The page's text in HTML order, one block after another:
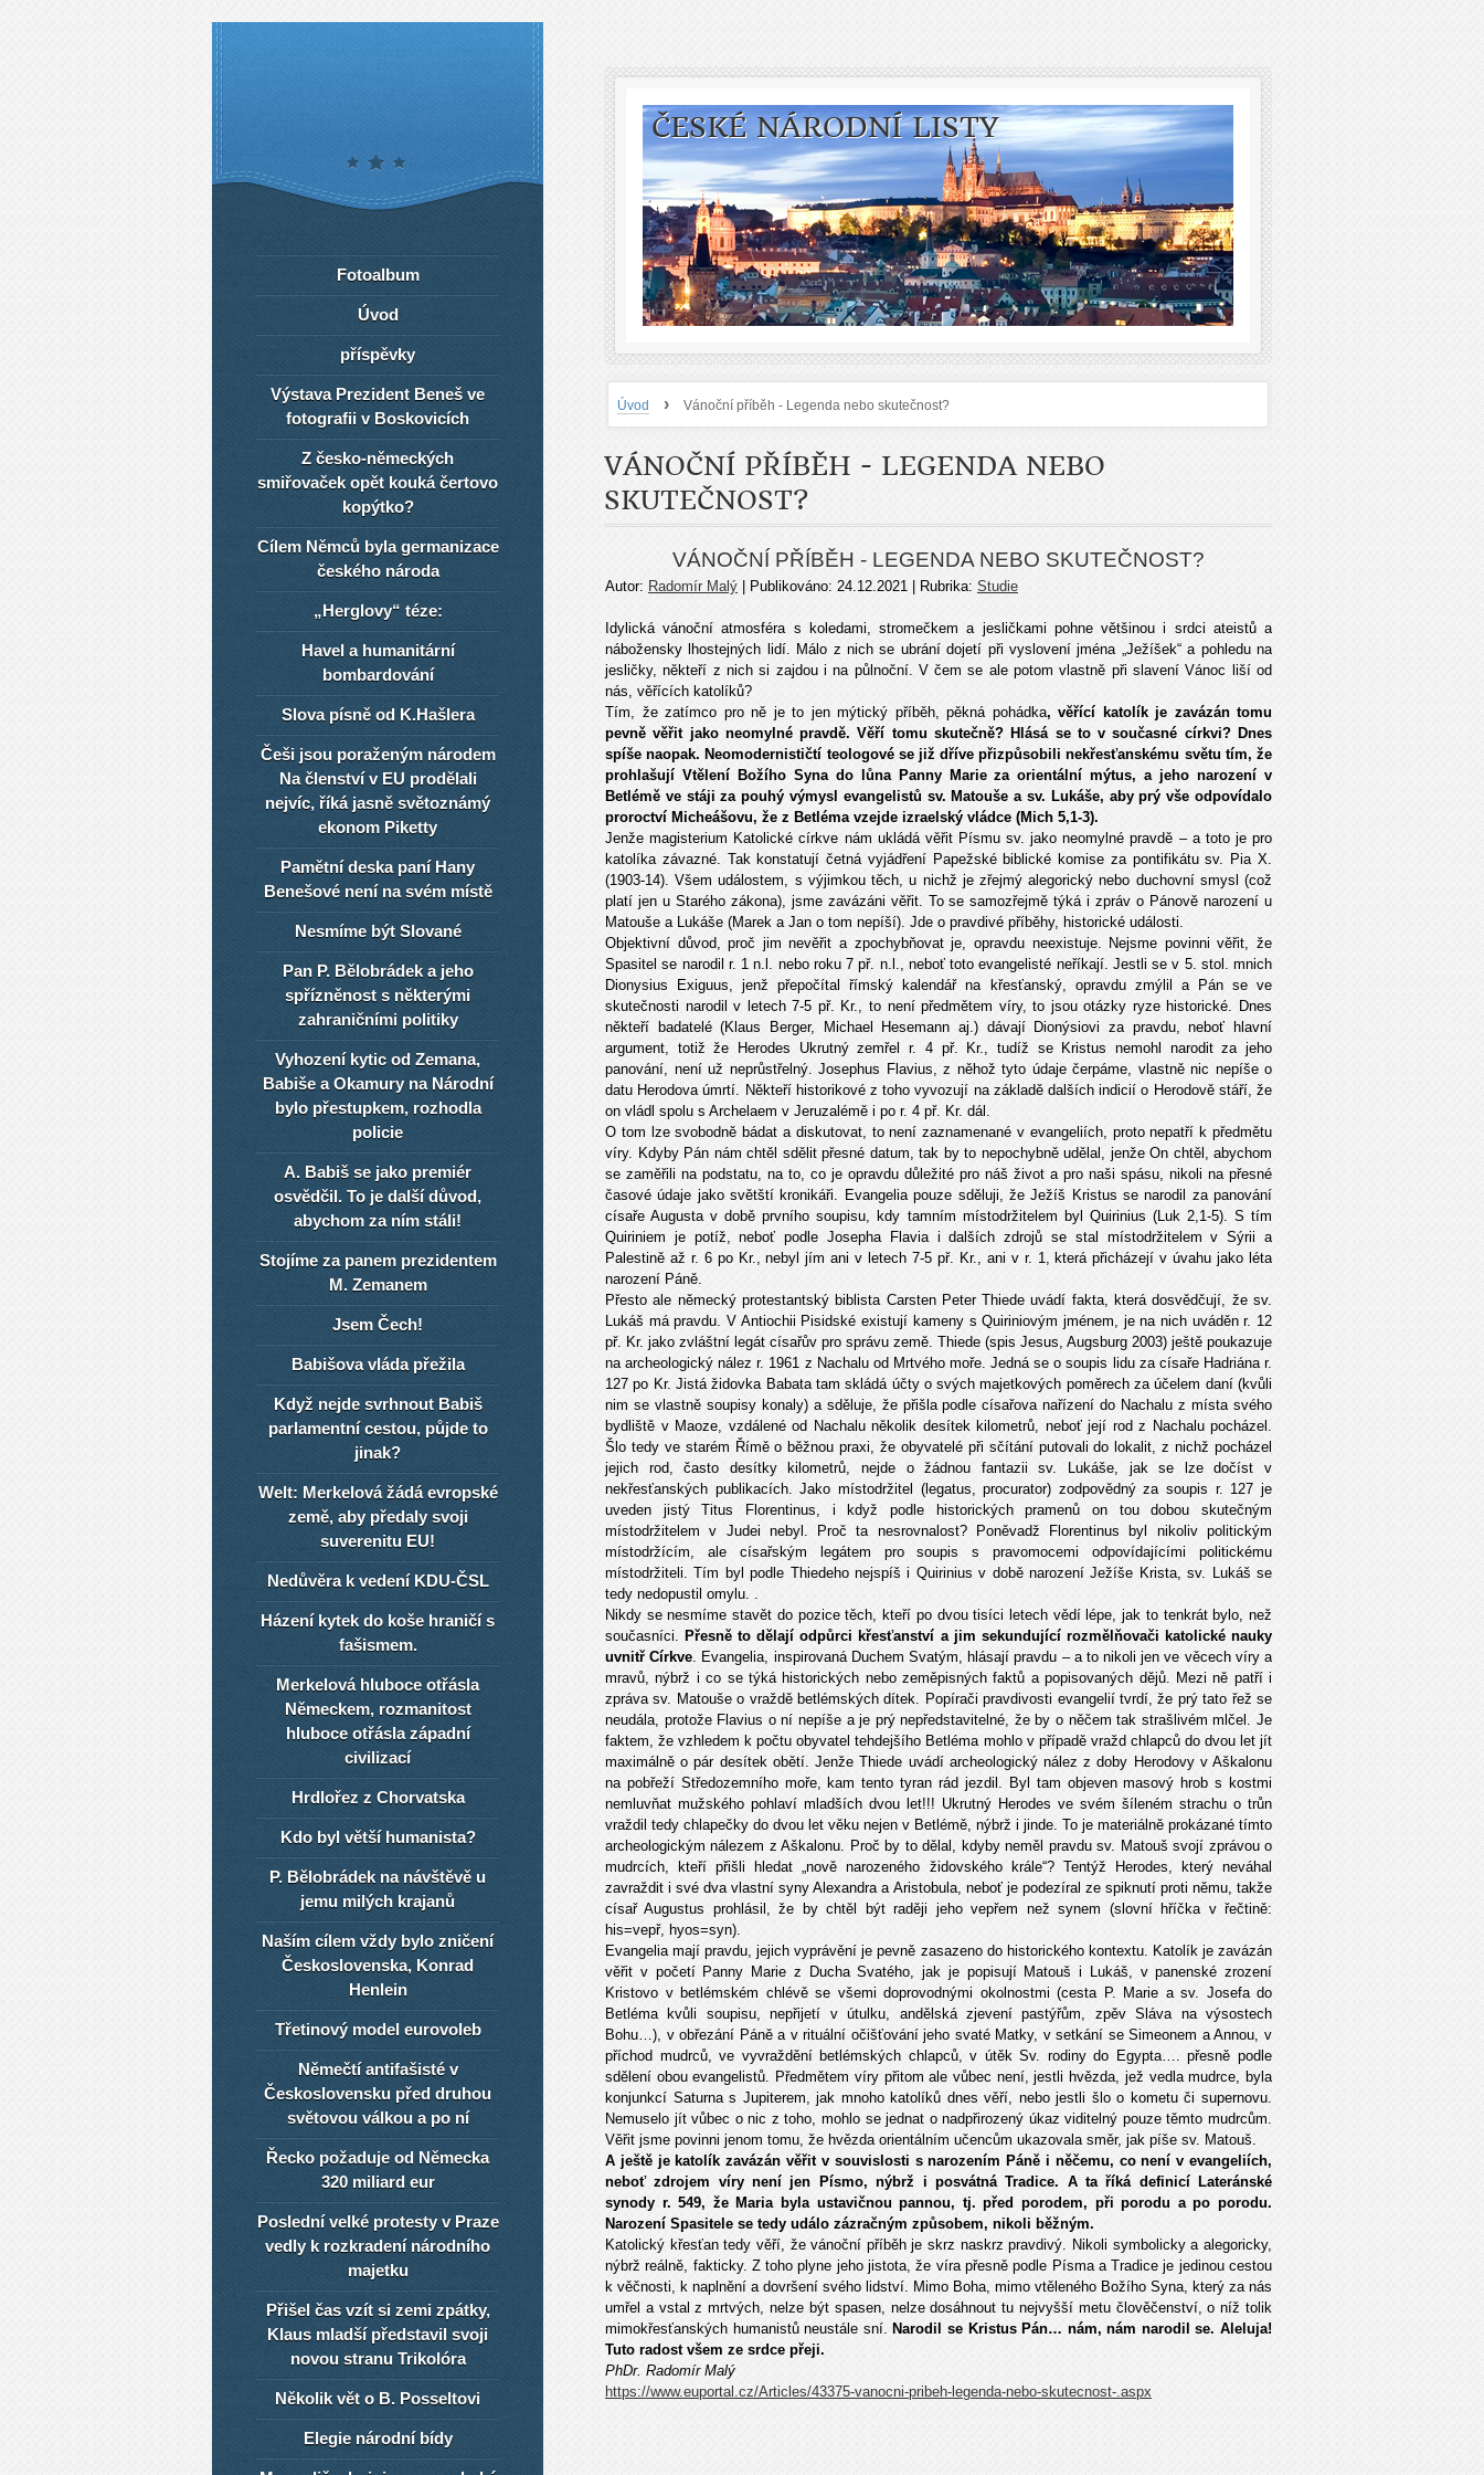
ČESKÉ NÁRODNÍ LISTY
Úvod › Vánoční příběh - Legenda nebo skutečnost?
VÁNOČNÍ PŘÍBĚH - LEGENDA NEBO
SKUTEČNOST?
VÁNOČNÍ PŘÍBĚH - LEGENDA NEBO SKUTEČNOST?
Autor: Radomír Malý | Publikováno: 24.12.2021 | Rubrika: Studie
Idylická vánoční atmosféra s koledami, stromečkem a jesličkami pohne většinou i srdci ateistů a
nábožensky lhostejných lidí. Málo z nich se ubrání dojetí při vyslovení jména „Ježíšek“ a pohledu na
jesličky, někteří z nich si zajdou i na půlnoční. V čem se ale potom vlastně při slavení Vánoc liší od
nás, věřících katolíků?
Tím, že zatímco pro ně je to jen mýtický příběh, pěkná pohádka, věřící katolík je zavázán tomu
pevně věřit jako neomylné pravdě. Věří tomu skutečně? Hlásá se to v současné církvi? Dnes
spíše naopak. Neomodernističtí teologové se již dříve přizpůsobili nekřesťanskému světu tím, že
prohlašují Vtělení Božího Syna do lůna Panny Marie za orientální mýtus, a jeho narození v
Betlémě ve stáji za pouhý výmysl evangelistů sv. Matouše a sv. Lukáše, aby prý vše odpovídalo
proroctví Micheášovu, že z Betléma vzejde izraelský vládce (Mich 5,1-3).
Jenže magisterium Katolické církve nám ukládá věřit Písmu sv. jako neomylné pravdě – a toto je pro
katolíka závazné. Tak konstatují četná vyjádření Papežské biblické komise za pontifikátu sv. Pia X.
(1903-14). Všem událostem, s výjimkou těch, u nichž je zřejmý alegorický nebo duchovní smysl (což
platí jen u Starého zákona), jsme zavázáni věřit. To se samozřejmě týká i zpráv o Pánově narození u
Matouše a Lukáše (Marek a Jan o tom nepíší). Jde o pravdivé příběhy, historické události.
Objektivní důvod, proč jim nevěřit a zpochybňovat je, opravdu neexistuje. Nejsme povinni věřit, že
Spasitel se narodil r. 1 n.l. nebo roku 7 př. n.l., neboť toto evangelisté neříkají. Jestli se v 5. stol. mnich
Dionysius Exiguus, jenž přepočítal římský kalendář na křesťanský, opravdu zmýlil a Pán se ve
skutečnosti narodil v letech 7-5 př. Kr., to není předmětem víry, to jsou otázky ryze historické. Dnes
někteří badatelé (Klaus Berger, Michael Hesemann aj.) dávají Dionýsiovi za pravdu, neboť hlavní
argument, totiž že Herodes Ukrutný zemřel r. 4 př. Kr., tudíž se Kristus nemohl narodit za jeho
panování, není už neprůstřelný. Josephus Flavius, z něhož tyto údaje čerpáme, vlastně nic nepíše o
datu Herodova úmrtí. Někteří historikové z toho vyvozují na základě dalších indicií o Herodově stáří, že
on vládl spolu s Archelaem v Jeruzalémě i po r. 4 př. Kr. dál.
O tom lze svobodně bádat a diskutovat, to není zaznamenané v evangeliích, proto nepatří k předmětu
víry. Kdyby Pán nám chtěl sdělit přesné datum, tak by to nepochybně udělal, jenže On chtěl, abychom
se zaměřili na podstatu, na to, co je opravdu důležité pro náš život a pro naši spásu, nikoli na přesné
časové údaje jako světští kronikáři. Evangelia pouze sděluji, že Ježíš Kristus se narodil za panování
císaře Augusta v době prvního soupisu, kdy tamním místodržitelem byl Quirinius (Luk 2,1-5). S tím
Quiriniem je potíž, neboť podle Josepha Flavia i dalších zdrojů se stal místodržitelem v Sýrii a
Palestině až r. 6 po Kr., nebyl jím ani v letech 7-5 př. Kr., ani v r. 1, která přicházejí v úvahu jako léta
narození Páně.
Přesto ale německý protestantský biblista Carsten Peter Thiede uvádí fakta, která dosvědčují, že sv.
Lukáš má pravdu. V Antiochii Pisidské existují kameny s Quiriniovým jménem, je na nich uváděn r. 12
př. Kr. jako zvláštní legát císařův pro správu země. Thiede (spis Jesus, Augsburg 2003) ještě poukazuje
na archeologický nález r. 1961 z Nachalu od Mrtvého moře. Jedná se o soupis lidu za císaře Hadriána r.
127 po Kr. Jistá židovka Babata tam skládá účty o svých majetkových poměrech za účelem daní (kvůli
nim se vlastně soupisy konaly) a sděluje, že přišla podle císařova nařízení do Nachalu z místa svého
bydliště v Maoze, vzdálené od Nachalu několik desítek kilometrů, neboť její rod z Nachalu pocházel.
Šlo tedy ve starém Římě o běžnou praxi, že obyvatelé při sčítání putovali do lokalit, z nichž pocházel
jejich rod, často desítky kilometrů, nejde o žádnou fantazii sv. Lukáše, jak se lze dočíst v
nekřesťanských publikacích. Jako místodržitel (legatus, procurator) zodpovědný za soupis r. 127 je
uveden jistý Titus Florentinus, i když podle historických pramenů on tou dobou skutečným
místodržitelem v Judei nebyl. Proč ta nesrovnalost? Poněvadž Florentinus byl nikoliv politickým
místodržícím, ale císařským legátem pro soupis s pravomocemi odpovídajícími politickému
místodržiteli. Tím byl podle Thiedeho nejspíš i Quirinius v době narození Ježíše Krista, sv. Lukáš se
tedy nedopustil omylu. .
Nikdy se nesmíme stavět do pozice těch, kteří po dvou tisíci letech vědí lépe, jak to tenkrát bylo, než
současníci. Přesně to dělají odpůrci křesťanství a jim sekundující rozmělňovači katolické nauky
uvnitř Církve. Evangelia, inspirovaná Duchem Svatým, hlásají pravdu – a to nikoli jen ve věcech víry a
mravů, nýbrž i co se týká historických nebo zeměpisných faktů a popisovaných dějů. Mezi ně patří i
zpráva sv. Matouše o vraždě betlémských dítek. Popírači pravdivosti evangelií tvrdí, že prý tato řež se
neudála, protože Flavius o ní nepíše a je prý nepředstavitelné, že by o něčem tak strašlivém mlčel. Je
faktem, že vzhledem k počtu obyvatel tehdejšího Betléma mohlo v případě vražd chlapců do dvou let jít
maximálně o pár desítek obětí. Jenže Thiede uvádí archeologický nález z doby Herodovy v Aškalonu
na pobřeží Středozemního moře, kam tento tyran rád jezdil. Byl tam objeven masový hrob s kostmi
nemluvňat mužského pohlaví mladších dvou let!!! Ukrutný Herodes ve svém šíleném strachu o trůn
vraždil tedy chlapečky do dvou let věku nejen v Betlémě, nýbrž i jinde. To je materiálně prokázané tímto
archeologickým nálezem z Aškalonu. Proč by to dělal, kdyby neměl pravdu sv. Matouš svojí zprávou o
mudrcích, kteří přišli hledat „nově narozeného židovského krále“? Tentýž Herodes, který neváhal
zavraždit i své dva vlastní syny Alexandra a Aristobula, neboť je podezíral ze spiknutí proti němu, takže
císař Augustus prohlásil, že by chtěl být raději jeho vepřem než synem (slovní hříčka v řečtině:
his=vepř, hyos=syn).
Evangelia mají pravdu, jejich vyprávění je pevně zasazeno do historického kontextu. Katolík je zavázán
věřit v početí Panny Marie z Ducha Svatého, jak je popisují Matouš i Lukáš, v panenské zrození
Kristovo v betlémském chlévě se všemi doprovodnými okolnostmi (cesta P. Marie a sv. Josefa do
Betléma kvůli soupisu, nepřijetí v útulku, andělská zjevení pastýřům, zpěv Sláva na výsostech
Bohu…), v obřezání Páně a v rituální očišťování jeho svaté Matky, v setkání se Simeonem a Annou, v
příchod mudrců, ve vyvraždění betlémských chlapců, v útěk Sv. rodiny do Egypta…. přesně podle
sdělení obou evangelistů. Předmětem víry přitom ale vůbec není, jestli hvězda, jež vedla mudrce, byla
konjunkcí Saturna s Jupiterem, jak mnoho katolíků dnes věří, nebo jestli šlo o kometu či supernovu.
Nemuselo jít vůbec o nic z toho, mohlo se jednat o nadpřirozený úkaz viditelný pouze těmto mudrcům.
Věřit jsme povinni jenom tomu, že hvězda orientálním učencům ukazovala směr, jak píše sv. Matouš.
A ještě je katolík zavázán věřit v souvislosti s narozením Páně i něčemu, co není v evangeliích,
neboť zdrojem víry není jen Písmo, nýbrž i posvátná Tradice. A ta říká definicí Lateránské
synody r. 549, že Maria byla ustavičnou pannou, tj. před porodem, při porodu a po porodu.
Narození Spasitele se tedy událo zázračným způsobem, nikoli běžným.
Katolický křesťan tedy věří, že vánoční příběh je skrz naskrz pravdivý. Nikoli symbolicky a alegoricky,
nýbrž reálně, fakticky. Z toho plyne jeho jistota, že víra přesně podle Písma a Tradice je jedinou cestou
k věčnosti, k naplnění a dovršení svého lidství. Mimo Boha, mimo vtěleného Božího Syna, který za nás
umřel a vstal z mrtvých, nelze být spasen, nelze dosáhnout tu nejvyšší metu člověčenství, o níž tolik
mimokřesťanských humanistů neustále sní. Narodil se Kristus Pán… nám, nám narodil se. Aleluja!
Tuto radost všem ze srdce přeji.
PhDr. Radomír Malý
https://www.euportal.cz/Articles/43375-vanocni-pribeh-legenda-nebo-skutecnost-.aspx
Fotoalbum
Úvod
příspěvky
Výstava Prezident Beneš ve
fotografii v Boskovicích
Z česko-německých
smiřovaček opět kouká čertovo
kopýtko?
Cílem Němců byla germanizace
českého národa
„Herglovy“ téze:
Havel a humanitární
bombardování
Slova písně od K.Hašlera
Češi jsou poraženým národem
Na členství v EU prodělali
nejvíc, říká jasně světoznámý
ekonom Piketty
Pamětní deska paní Hany
Benešové není na svém místě
Nesmíme být Slované
Pan P. Bělobrádek a jeho
spřízněnost s některými
zahraničními politiky
Vyhození kytic od Zemana,
Babiše a Okamury na Národní
bylo přestupkem, rozhodla
policie
A. Babiš se jako premiér
osvědčil. To je další důvod,
abychom za ním stáli!
Stojíme za panem prezidentem
M. Zemanem
Jsem Čech!
Babišova vláda přežila
Když nejde svrhnout Babiš
parlamentní cestou, půjde to
jinak?
Welt: Merkelová žádá evropské
země, aby předaly svoji
suverenitu EU!
Nedůvěra k vedení KDU-ČSL
Házení kytek do koše hraničí s
fašismem.
Merkelová hluboce otřásla
Německem, rozmanitost
hluboce otřásla západní
civilizací
Hrdlořez z Chorvatska
Kdo byl větší humanista?
P. Bělobrádek na návštěvě u
jemu milých krajanů
Naším cílem vždy bylo zničení
Československa, Konrad
Henlein
Třetinový model eurovoleb
Němečtí antifašisté v
Československu před druhou
světovou válkou a po ní
Řecko požaduje od Německa
320 miliard eur
Poslední velké protesty v Praze
vedly k rozkradení národního
majetku
Přišel čas vzít si zemi zpátky,
Klaus mladší představil svoji
novou stranu Trikolóra
Několik vět o B. Posseltovi
Elegie národní bídy